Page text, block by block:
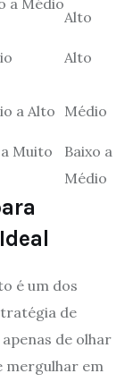
Alto
Alto
a Alto Médio
Muito
Baixo a
Médio
é um dos
de
de olhar
mergulhar em